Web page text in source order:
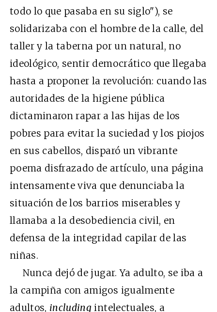
todo lo que pasaba en su siglo"), se
solidarizaba con el hombre de la calle, del
taller y la taberna por un natural, no
ideológico, sentir democrático que llegaba
hasta a proponer la revolución: cuando las
autoridades de la higiene pública
dictaminaron rapar a las hijas de los
pobres para evitar la suciedad y los piojos
en sus cabellos, disparó un vibrante
poema disfrazado de artículo, una página
intensamente viva que denunciaba la
situación de los barrios miserables y
llamaba a la desobediencia civil, en
defensa de la integridad capilar de las
niñas.
Nunca dejó de jugar. Ya adulto, se iba a
la campiña con amigos igualmente
adultos, including intelectuales, a